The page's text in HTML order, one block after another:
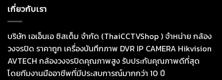
เกี่ยวกับเรา
บริษัท เอเอ็นเอ ซิสเต็ม จำกัด (ThaiCCTVShop ) จำหน่าย กล้อง
วงจรปิด ราคาถูก เครื่องบันทึกภาพ DVR IP CAMERA Hikvision
AVTECH กล้องวงจรปิดคุณภาพสูง รับประกันคุณภาพดีที่สุด
โดยทีมงานมืออาชีพที่มีประสบการณ์มากกว่า 10 ปี